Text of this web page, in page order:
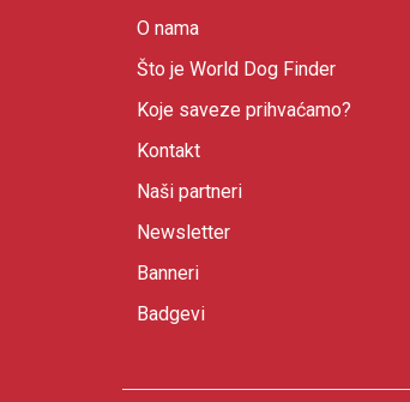
O nama
Što je World Dog Finder
Koje saveze prihvaćamo?
Kontakt
Naši partneri
Newsletter
Banneri
Badgevi